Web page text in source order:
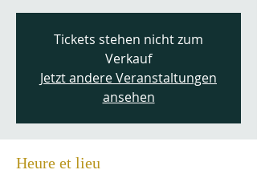
Tickets stehen nicht zum
Verkauf
Jetzt andere Veranstaltungen
ansehen
Heure et lieu